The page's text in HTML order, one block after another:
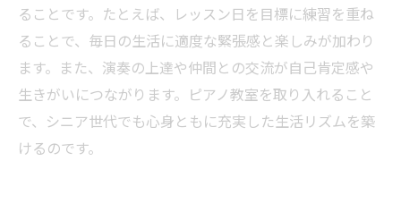
ることです。たとえば、レッスン日を目標に練習を重ね
ることで、毎日の生活に適度な緊張感と楽しみが加わり
ます。また、演奏の上達や仲間との交流が自己肯定感や
生きがいにつながります。ピアノ教室を取り入れること
で、シニア世代でも心身ともに充実した生活リズムを築
けるのです。